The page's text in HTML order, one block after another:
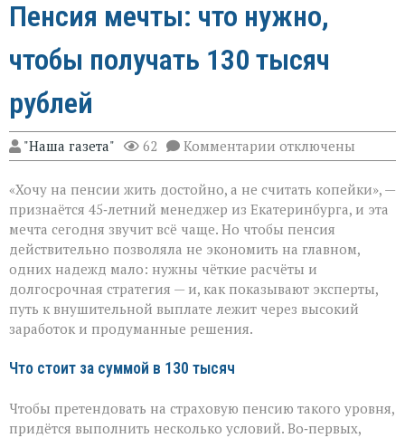
Пенсия мечты: что нужно,
чтобы получать 130 тысяч
рублей
"Наша газета" 62 Комментарии к
записи
мечты:
что
нужно,
чтобы
получать
130
тысяч
рублей
отключены
«Хочу на пенсии жить достойно, а не считать копейки», —
признаётся 45‑летний менеджер из Екатеринбурга, и эта
мечта сегодня звучит всё чаще. Но чтобы пенсия
действительно позволяла не экономить на главном,
одних надежд мало: нужны чёткие расчёты и
долгосрочная стратегия — и, как показывают эксперты,
путь к внушительной выплате лежит через высокий
заработок и продуманные решения.
Что стоит за суммой в 130 тысяч
Чтобы претендовать на страховую пенсию такого уровня,
придётся выполнить несколько условий. Во‑первых,